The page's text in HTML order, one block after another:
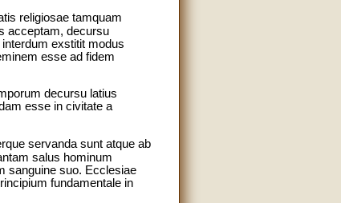
religiosae tamquam
acceptam, decursu
exstitit modus
esse ad fidem
decursu latius
esse in civitate a
servanda sunt atque ab
salus hominum
sanguine suo. Ecclesiae
fundamentale in